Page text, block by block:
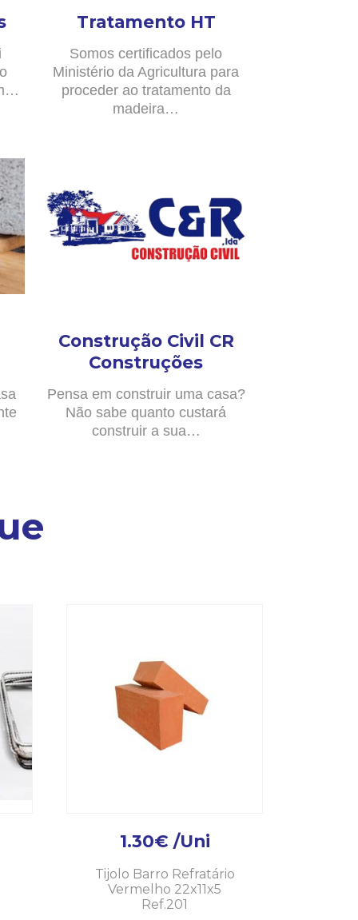
Tratamento HT
Somos certificados pelo
Ministério da Agricultura para
proceder ao tratamento da
madeira…
Construção Civil CR
Construções
Pensa em construir uma casa?
Não sabe quanto custará
construir a sua…
1.30€ /Uni
Tijolo Barro Refratário
Vermelho 22x11x5
Ref.201